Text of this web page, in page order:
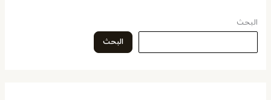
البحث
البحث